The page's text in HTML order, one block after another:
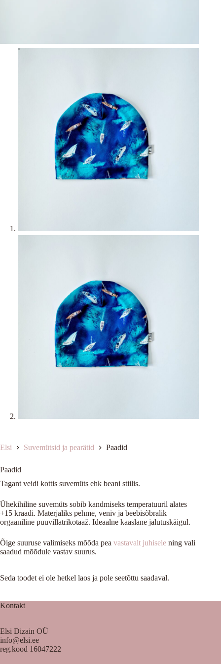
Elsi Suvemütsid ja pearätid Paadid
Paadid
Tagant veidi kottis suvemüts ehk beani stiilis.
Ühekihiline suvemüts sobib kandmiseks temperatuuril alates
+15 kraadi. Materjaliks pehme, veniv ja beebisõbralik
orgaaniline puuvillatrikotaaž. Ideaalne kaaslane jalutuskäigul.
Õige suuruse valimiseks mõõda pea vastavalt juhisele ning vali
saadud mõõdule vastav suurus.
Seda toodet ei ole hetkel laos ja pole seetõttu saadaval.
Kontakt
Elsi Dizain OÜ
info@elsi.ee
reg.kood 16047222